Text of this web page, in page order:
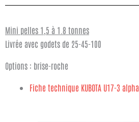
Mini pelles 1,5 à 1.8 tonnes
Livrée avec godets de 25-45-100
Options : brise-roche
Fiche technique KUBOTA U17-3 alpha